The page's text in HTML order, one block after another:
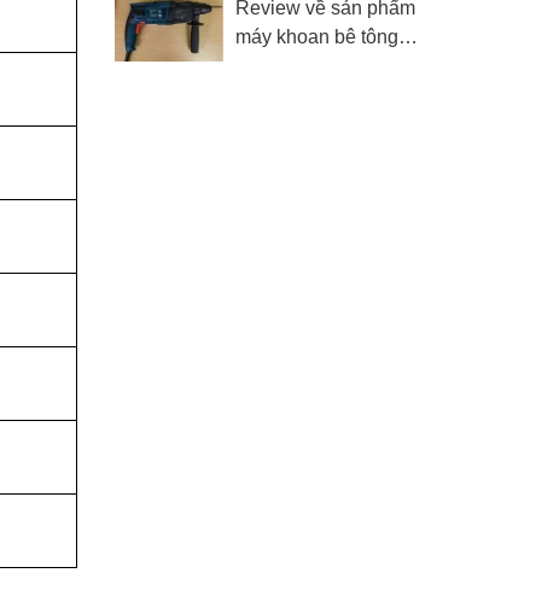
Review về sản phẩm
máy khoan bê tông